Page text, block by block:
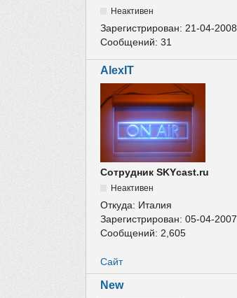
Неактивен
Зарегистрирован: 21-04-2008
Сообщений:31
AlexIT
Сотрудник SKYcast.ru
Неактивен
Откуда: Италия
Зарегистрирован:05-04-2007
Сообщений:2,605
Сайт
New